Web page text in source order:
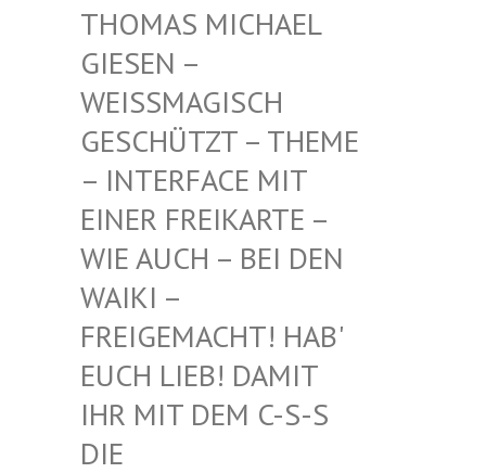
HOMAS MICHAEL G
IESEN – W
EISSMAGISCH GE
SCHÜTZT – THEME –
INTERFACE MIT EI
NER FREIKARTE – WI
E AUCH – BEI DEN WA
IKI – FR
EIGEMACHT! HAB' EU
CH LIEB! DAMIT IH
R MIT DEM C-S-S DI
E MI